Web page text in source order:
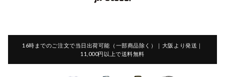
16時までのご注文で当日出荷可能（一部商品除く）｜大阪より発送｜
11,000円以上で送料無料